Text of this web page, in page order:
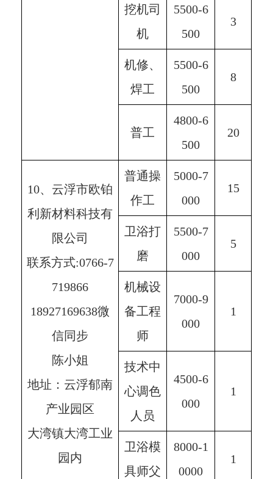
挖机司
机
5500-6
500
3
机修、
焊工
5500-6
500
8
普工
4800-6
500
20
10、云浮市欧铂
利新材料科技有
限公司
联系方式:0766-7
719866
18927169638微
信同步
陈小姐
地址：云浮郁南
产业园区
大湾镇大湾工业
园内
普通操
作工
5000-7
000
15
卫浴打
磨
5500-7
000
5
机械设
备工程
师
7000-9
000
1
技术中
心调色
人员
4500-6
000
1
卫浴模
具师父
8000-1
0000
1